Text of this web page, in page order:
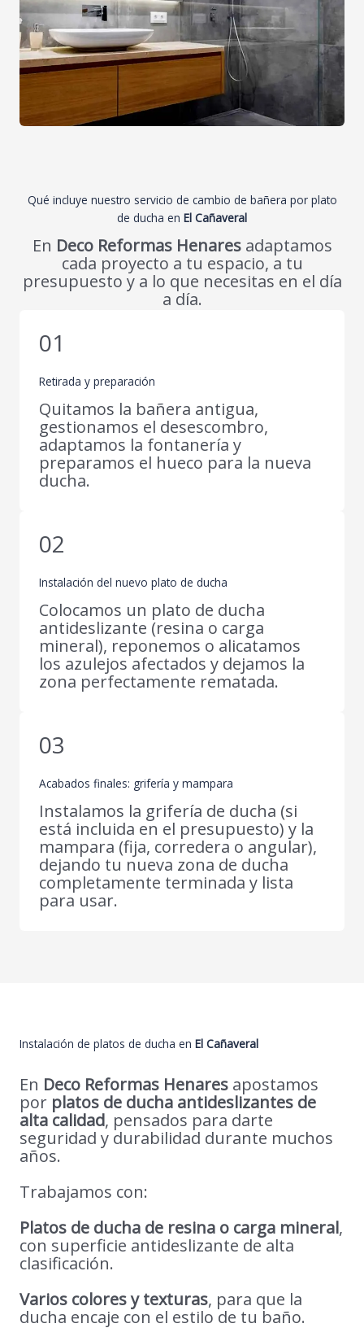
Qué incluye nuestro servicio de cambio de bañera por plato
de ducha en El Cañaveral
En Deco Reformas Henaresadaptamos
cada proyecto a tu espacio, a tu
presupuesto y a lo que necesitas en el día
a día.
01
Retirada y preparación
Quitamos la bañera antigua,
gestionamos el desescombro,
adaptamos la fontanería y
preparamos el hueco para la nueva
ducha.
02
Instalación del nuevo plato de ducha
Colocamos un plato de ducha
antideslizante (resina o carga
mineral), reponemos o alicatamos
los azulejos afectados y dejamos la
zona perfectamente rematada.
03
Acabados finales: grifería y mampara
Instalamos la grifería de ducha (si
está incluida en el presupuesto) y la
mampara (fija, corredera o angular),
dejando tu nueva zona de ducha
completamente terminada y lista
para usar.
Instalación de platos de ducha en El Cañaveral
En Deco Reformas Henares apostamos
por platos de ducha antideslizantes de
alta calidad, pensados para darte
seguridad y durabilidad durante muchos
años.
Trabajamos con:
Platos de ducha de resina o carga mineral,
con superficie antideslizante de alta
clasificación.
Varios colores y texturas, para que la
ducha encaje con el estilo de tu baño.